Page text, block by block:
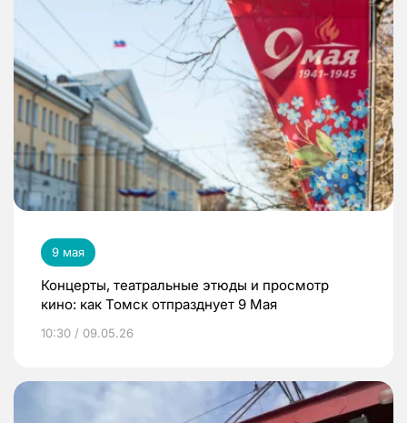
9 мая
Концерты, театральные этюды и просмотр
кино: как Томск отпразднует 9 Мая
10:30 / 09.05.26